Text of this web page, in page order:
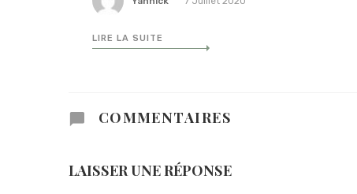
LIRE LA SUITE
COMMENTAIRES
LAISSER UNE RÉPONSE